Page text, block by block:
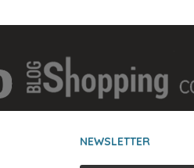
NEWSLETTER